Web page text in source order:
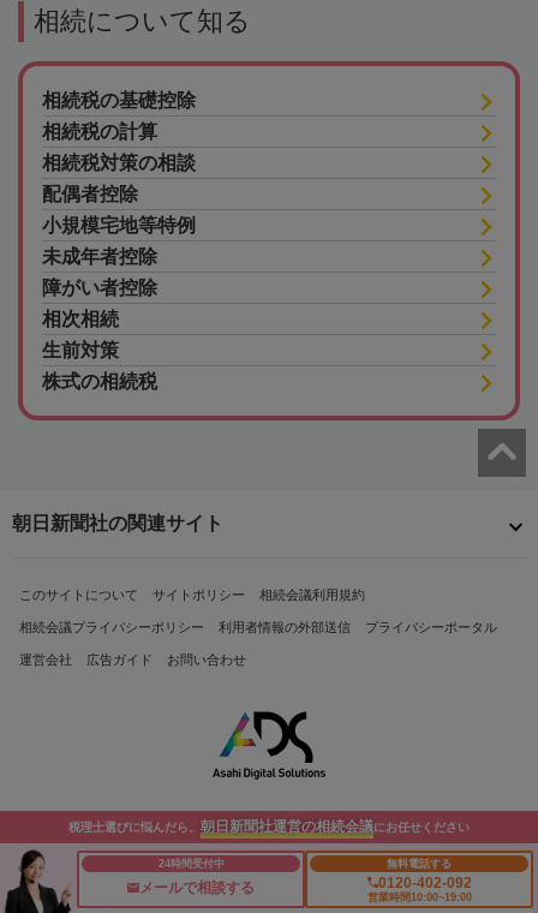
相続について知る
相続税の基礎控除
相続税の計算
相続税対策の相談
配偶者控除
小規模宅地等特例
未成年者控除
障がい者控除
相次相続
生前対策
株式の相続税
税理士選びに悩んだら、 朝日新聞社運営の相続会議にお任せください
24時間受付中
メールで相談する
無料電話する
0120-402-092
営業時間10:00~19:00
朝日新聞社の関連サイト
このサイトについて サイトポリシー 相続会議利用規約
相続会議プライバシーポリシー 利用者情報の外部送信 プライバシーポータル
運営会社 広告ガイド お問い合わせ
Copyright© The Asahi Shimbun Company. All Rights Reserved.